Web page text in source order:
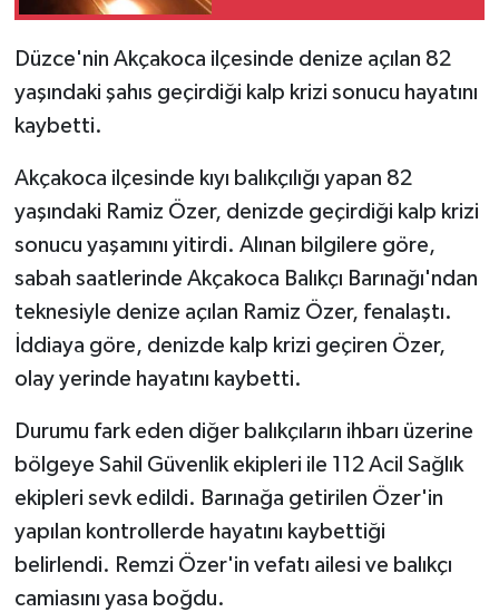
Düzce'nin Akçakoca ilçesinde denize açılan 82
yaşındaki şahıs geçirdiği kalp krizi sonucu hayatını
kaybetti.
Akçakoca ilçesinde kıyı balıkçılığı yapan 82
yaşındaki Ramiz Özer, denizde geçirdiği kalp krizi
sonucu yaşamını yitirdi. Alınan bilgilere göre,
sabah saatlerinde Akçakoca Balıkçı Barınağı'ndan
teknesiyle denize açılan Ramiz Özer, fenalaştı.
İddiaya göre, denizde kalp krizi geçiren Özer,
olay yerinde hayatını kaybetti.
Durumu fark eden diğer balıkçıların ihbarı üzerine
bölgeye Sahil Güvenlik ekipleri ile 112 Acil Sağlık
ekipleri sevk edildi. Barınağa getirilen Özer'in
yapılan kontrollerde hayatını kaybettiği
belirlendi. Remzi Özer'in vefatı ailesi ve balıkçı
camiasını yasa boğdu.